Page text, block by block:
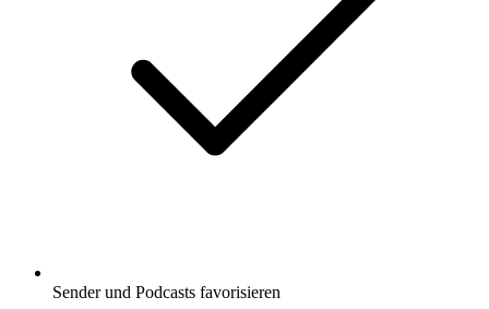
Sender und Podcasts favorisieren